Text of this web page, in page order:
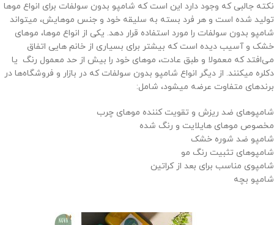
نکته جالبی که وجود دارد این است که شامپو بدون سولفات برای انواع موها
تولید شده است و هر فرد بسته به سلیقه خود و جنس موهایش، میتواند
شامپو بدون سولفات را مورد استفاده قرار دهد. یکی از انواع موها، موهای
خشک و آسیب دیده است که بیشتر برای بسیاری از خانم هایی اتفاق
می‌افتد که معمولا و طبق عادت، موهای خود را بیش از حد معمول رنگ یا
دکلره میکنند. از دیگر انواع شامپو بدون سولفات که در بازار و فروشگاه‌ها در
برندهای متفاوت عرضه میشود، شامل:
شامپوهای ضد ریزش و تقویت کننده موهای چرب
مخصوص موهای هایلایت و رنگ شده
شامپو ضد شوره خشک
شامپوهای تثبیت رنگ مو
شامپوی مناسب برای بعد از کراتین
شامپو بچه